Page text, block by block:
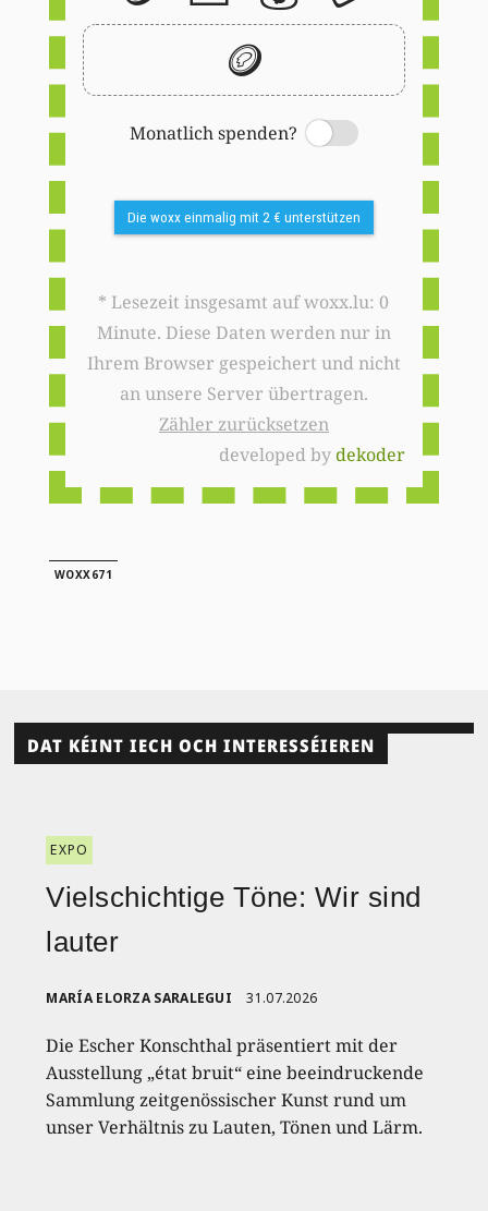
🪙
Monatlich spenden?
Switch
Die woxx einmalig mit 2 € unterstützen
* Lesezeit insgesamt auf woxx.lu: 0
Minute. Diese Daten werden nur in
Ihrem Browser gespeichert und nicht
an unsere Server übertragen.
Zähler zurücksetzen
developed bydekoder
WOXX671
DAT KÉINT IECH OCH INTERESSÉIEREN
EXPO
Vielschichtige Töne: Wir sind
lauter
MARÍA ELORZA SARALEGUI 31.07.2026
Die Escher Konschthal präsentiert mit der
Ausstellung „état bruit“ eine beeindruckende
Sammlung zeitgenössischer Kunst rund um
unser Verhältnis zu Lauten, Tönen und Lärm.